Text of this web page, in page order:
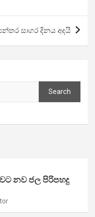
සාගර දිනය අදයි
Search
නව ජල පිරිපහදු